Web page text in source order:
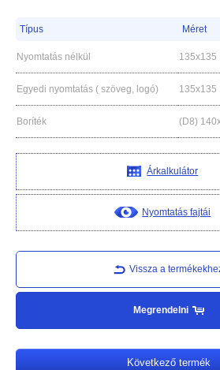
Típus Méret
Nyomtatás nélkül 135x135
Egyedi nyomtatás ( szöveg, logó) 135x135
Boríték (D8)
Árkalkulátor
Nyomtatás fajtái
Vissza a
Megrendelni
Következő termék